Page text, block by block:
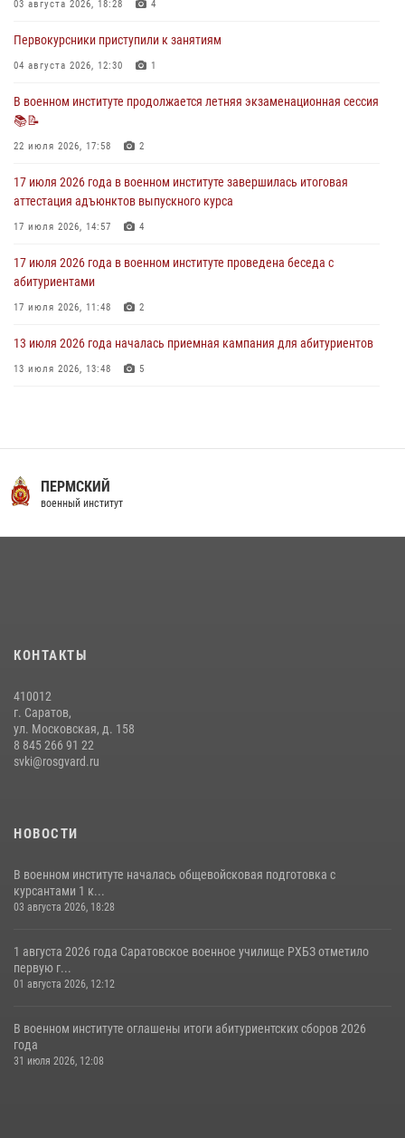
29 июля 2026, 06:41 6
28 июля 2026 года в военном институте организована беседа и
праздничный молебен
В военном институте завершается летняя экзаменационная сессия
28 июля 2026, 10:41
03 августа 2026, 18:28 4
Первокурсники приступили к занятиям
04 августа 2026, 12:30 1
В военном институте продолжается летняя экзаменационная сессия
📚📝
22 июля 2026, 17:58 2
17 июля 2026 года в военном институте завершилась итоговая
аттестация адъюнктов выпускного курса
17 июля 2026, 14:57 4
17 июля 2026 года в военном институте проведена беседа с
абитуриентами
17 июля 2026, 11:48 2
13 июля 2026 года началась приемная кампания для абитуриентов
13 июля 2026, 13:48 5
16 июля 2026, 12:29 3
29 июля 2026 года в военном институте состоялась церемония
приведения военнослужащих к Военной присяге
31 июля 2026, 12:08
ПЕРМСКИЙ
военный институт
КОНТАКТЫ
410012
г. Саратов,
ул. Московская, д. 158
8 845 266 91 22
svki@rosgvard.ru
НОВОСТИ
В военном институте началась общевойсковая подготовка с
курсантами 1 к...
03 августа 2026, 18:28
1 августа 2026 года Саратовское военное училище РХБЗ отметило
первую г...
01 августа 2026, 12:12
В военном институте оглашены итоги абитуриентских сборов 2026
года
31 июля 2026, 12:08